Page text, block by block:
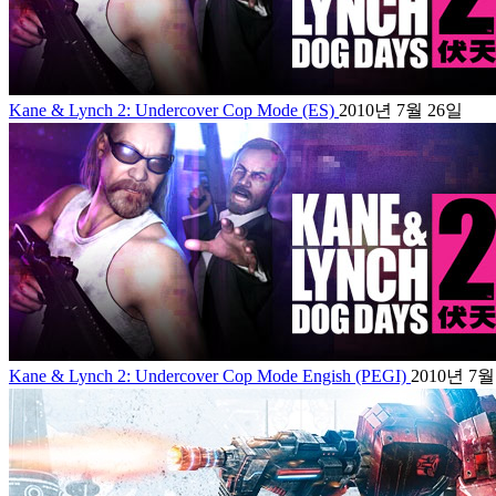
Kane & Lynch 2: Undercover Cop Mode (ES) 2010년 7월 26일
Kane & Lynch 2: Undercover Cop Mode Engish (PEGI) 2010년 7